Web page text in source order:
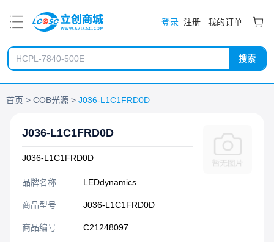
登录 注册 我的订单
搜索
首页 COB光源 J036-L1C1FRD0D
J036-L1C1FRD0D
J036-L1C1FRD0D
品牌名称 LEDdynamics
商品型号 J036-L1C1FRD0D
商品编号 C21248097